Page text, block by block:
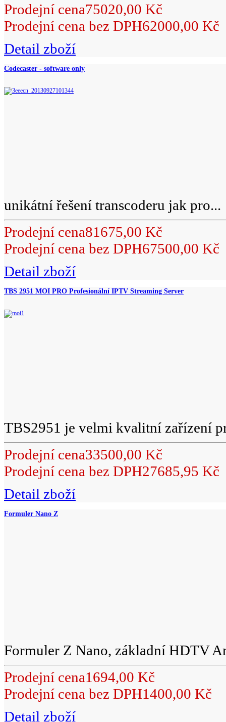
Prodejní cena75020,00 Kč
Prodejní cena bez DPH62000,00 Kč
Detail zboží
Codecaster - software only
unikátní řešení transcoderu jak pro...
Prodejní cena81675,00 Kč
Prodejní cena bez DPH67500,00 Kč
Detail zboží
TBS 2951 MOI PRO Profesionální IPTV Streaming Server
TBS2951 je velmi kvalitní zařízení
Prodejní cena33500,00 Kč
Prodejní cena bez DPH27685,95 Kč
Detail zboží
Formuler Nano Z
Formuler Z Nano, základní HDTV
Prodejní cena1694,00 Kč
Prodejní cena bez DPH1400,00 Kč
Detail zboží